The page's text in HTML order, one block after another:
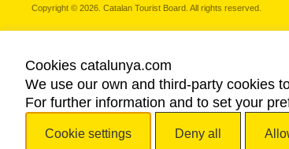
Copyright © 2026. Catalan Tourist Board. All rights reserved.
OUR PARTNERS
Cookies catalunya.com
We use our own and third-party cookies
For further information and to set your
Cookie settings Deny all